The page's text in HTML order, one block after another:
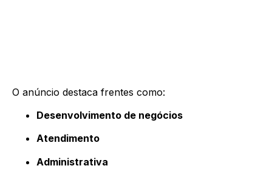
O anúncio destaca frentes como:
Desenvolvimento de negócios
Atendimento
Administrativa